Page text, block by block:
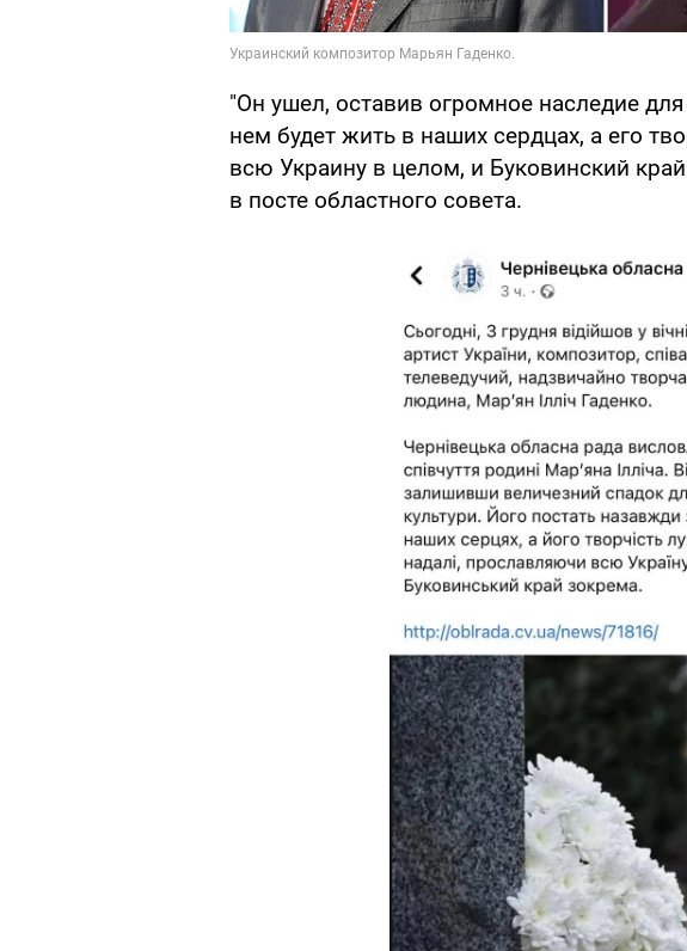
"Он ушел, оставив огромное наследие
нем будет жить в наших сердцах, а его
всю Украину в целом, и Буковинский край
в посте областного совета.